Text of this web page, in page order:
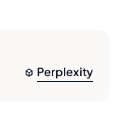
Perplexity